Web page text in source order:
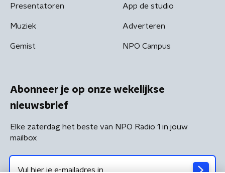
Presentatoren
Muziek
Gemist
App de studio
Adverteren
NPO Campus
Abonneer je op onze wekelijkse
nieuwsbrief
Elke zaterdag het beste van NPO Radio 1 in jouw
mailbox